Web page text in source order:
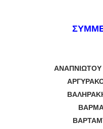
ΑΝΑΠΝΙΩΤΟΥ